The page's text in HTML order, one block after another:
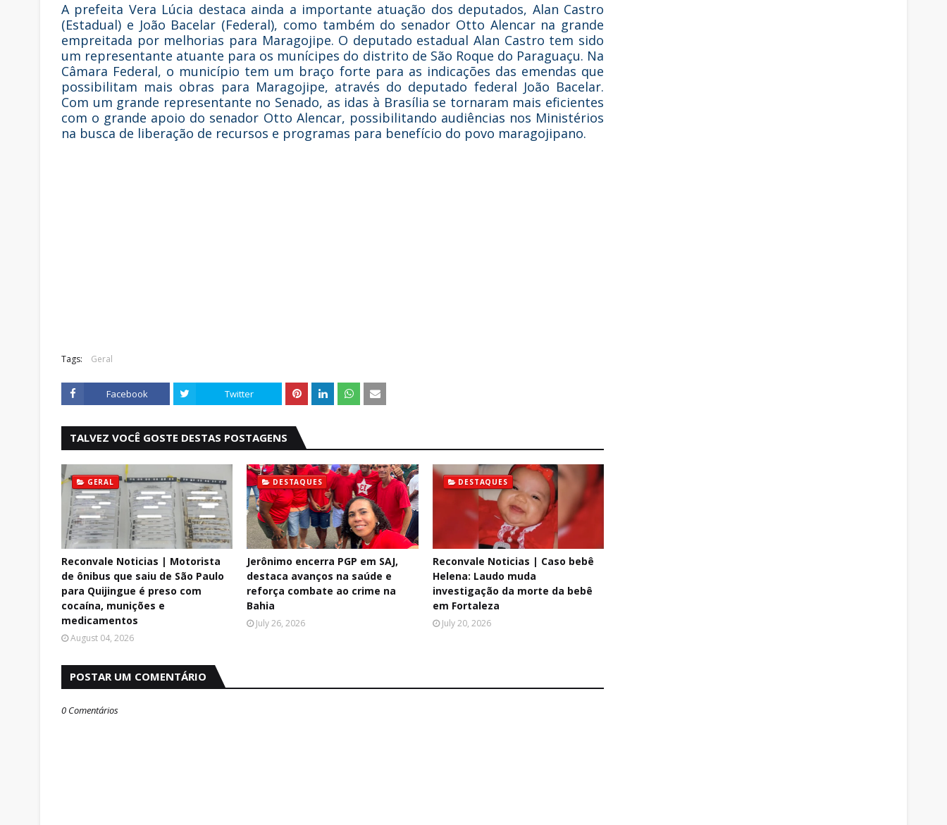
A prefeita Vera Lúcia destaca ainda a importante atuação dos deputados, Alan Castro
(Estadual) e João Bacelar (Federal), como também do senador Otto Alencar na grande
empreitada por melhorias para Maragojipe. O deputado estadual Alan Castro tem sido
um representante atuante para os munícipes do distrito de São Roque do Paraguaçu. Na
Câmara Federal, o município tem um braço forte para as indicações das emendas que
possibilitam mais obras para Maragojipe, através do deputado federal João Bacelar.
Com um grande representante no Senado, as idas à Brasília se tornaram mais eficientes
com o grande apoio do senador Otto Alencar, possibilitando audiências nos Ministérios
na busca de liberação de recursos e programas para benefício do povo maragojipano.
Tags: Geral
Facebook Twitter
TALVEZ VOCÊ GOSTE DESTAS POSTAGENS
GERAL
Reconvale Noticias | Motorista
de ônibus que saiu de São Paulo
para Quijingue é preso com
cocaína, munições e
medicamentos
August 04, 2026
DESTAQUES
Jerônimo encerra PGP em SAJ,
destaca avanços na saúde e
reforça combate ao crime na
Bahia
July 26, 2026
DESTAQUES
Reconvale Noticias | Caso bebê
Helena: Laudo muda
investigação da morte da bebê
em Fortaleza
July 20, 2026
POSTAR UM COMENTÁRIO
0 Comentários